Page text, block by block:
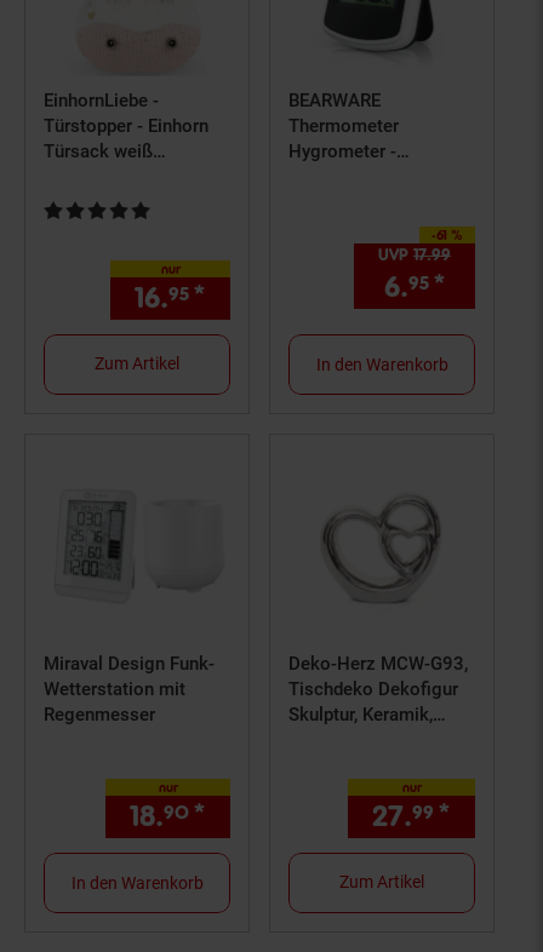
EinhornLiebe -
Türstopper - Einhorn
Türsack weiß
Türgewicht
Kundenbewertung: 5 von 5 Sternen
nur
16.95 * € Sternchen
Zum Artikel
BEARWARE
Thermometer
Hygrometer -
erät - Komfortsymbole
- Trendanzeige - °C -
Haltemagnete und
Standfuß
-61 %
Sie Sparen 61 Prozent,
UVP 17.99
6.95 *
In den Warenkorb
Miraval Design Funk-
Wetterstation mit
Regenmesser
nur
18.90 * € Sternchen
In den Warenkorb
Deko-Herz MCW-G93,
Tischdeko Dekofigur
Skulptur, Keramik,
nur
27.99 *
Zum Artikel